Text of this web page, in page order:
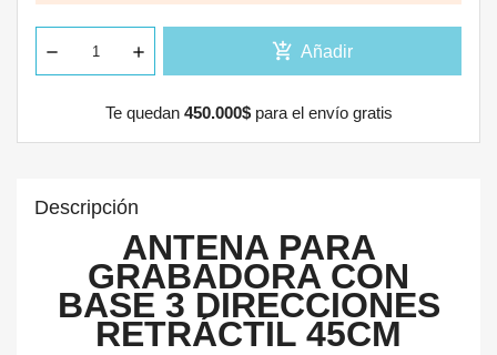
add_shopping_cart Añadir
Te quedan 450.000$para el envío gratis
Descripción
ANTENA PARA
GRABADORA CON
BASE 3 DIRECCIONES
RETRÁCTIL 45CM